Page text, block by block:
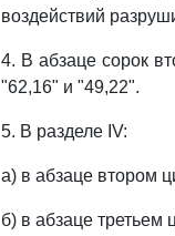
воздействий
4. В абзаце сорок
"62,16" и "49,22".
5. В разделе IV:
а) в абзаце втором
б) в абзаце